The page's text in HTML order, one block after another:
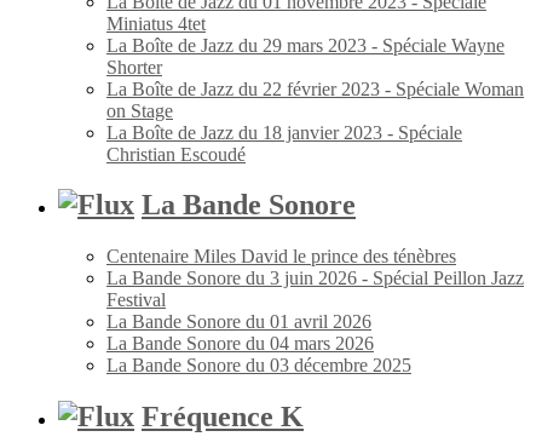
Miniatus 4tet
La Boîte de Jazz du 29 mars 2023 - Spéciale Wayne
Shorter
La Boîte de Jazz du 22 février 2023 - Spéciale Woman
on Stage
La Boîte de Jazz du 18 janvier 2023 - Spéciale
Christian Escoudé
La Bande Sonore
Centenaire Miles David le prince des ténèbres
La Bande Sonore du 3 juin 2026 - Spécial Peillon Jazz
Festival
La Bande Sonore du 01 avril 2026
La Bande Sonore du 04 mars 2026
La Bande Sonore du 03 décembre 2025
Fréquence K